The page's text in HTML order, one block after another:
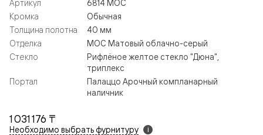
1 031 176 ₸
Необходимо выбрать фурнитуру i
Артикул
6814 МОС
Кромка
Обычная
Толщина полотна
40 мм
Отделка
МОС Матовый облачно-серый
Стекло
Рифлёное желтое стекло "Дюна",
триплекс
Портал
Палаццо Арочный компланарный
наличник